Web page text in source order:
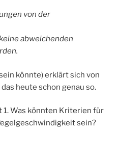
von der
abweichenden
könnte) erklärt sich von
heute schon genau so.
1. Was könnten Kriterien für
sein?